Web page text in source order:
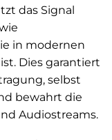
das Signal
in modernen
Dies garantiert
selbst
bewahrt die
Audiostreams.